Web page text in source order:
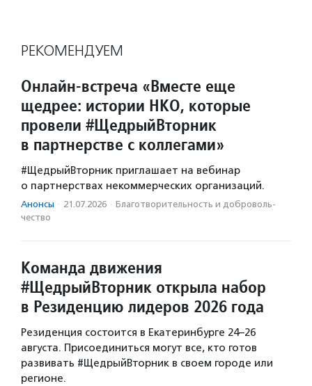
РЕКОМЕНДУЕМ
Онлайн-встреча «Вместе еще
щедрее: истории НКО, которые
провели #ЩедрыйВторник
в партнерстве с коллегами»
#ЩедрыйВторник приглашает на вебинар
о партнерствах некоммерческих организаций.
Анонсы · 21.07.2026 · Благотвори­тель­ность и доброволь­
чест­во
Команда движения
#ЩедрыйВторник открыла набор
в Резиденцию лидеров 2026 года
Резиденция состоится в Екатеринбурге 24–26
августа. Присоединиться могут все, кто готов
развивать #ЩедрыйВторник в своем городе или
регионе.